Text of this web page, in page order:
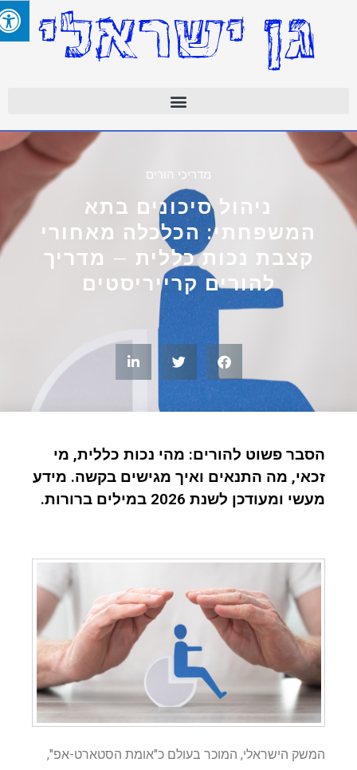
מדריכי הורים
ניהול סיכונים בתא
המשפחתי: הכלכלה מאחורי
קצבת נכות כללית – מדריך
להורים קרייריסטים
הסבר פשוט להורים: מהי נכות כללית, מי
זכאי, מה התנאים ואיך מגישים בקשה. מידע
מעשי ומעודכן לשנת 2026 במילים ברורות.
המשק הישראלי, המוכר בעולם כ"אומת הסטארט-אפ",